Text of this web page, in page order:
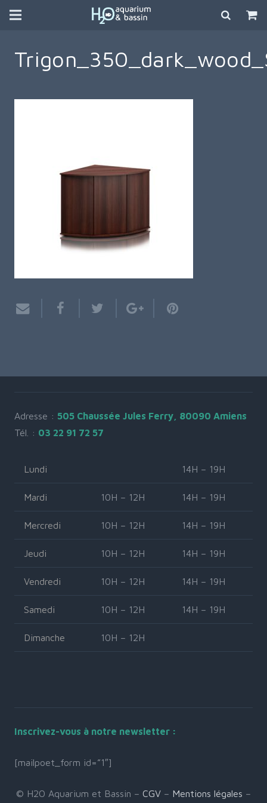
Adresse : 505 Chaussée Jules Ferry, 80090 Amiens
Tél. : 03 22 91 72 57
Lundi 14H – 19H
Mardi 10H – 12H 14H – 19H
Mercredi 10H – 12H 14H – 19H
Jeudi 10H – 12H 14H – 19H
Vendredi 10H – 12H 14H – 19H
Samedi 10H – 12H 14H – 19H
Dimanche 10H – 12H
Inscrivez-vous à notre newsletter :
[mailpoet_form id=”1″]
© H2O Aquarium et Bassin – CGV – Mentions légales –